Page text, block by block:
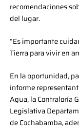
recomendaciones
del lugar.
“Es importante
Tierra para vivir en
En la oportunidad,
informe
Agua, la Contraloría
Legislativa
de Cochabamba,